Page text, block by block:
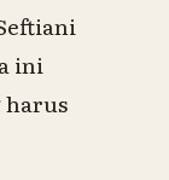
ini